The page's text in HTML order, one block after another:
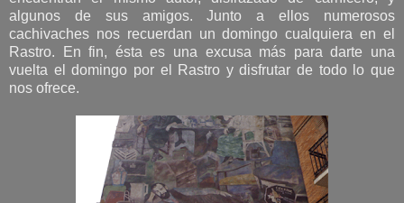
algunos de sus amigos. Junto a ellos numerosos
cachivaches nos recuerdan un domingo cualquiera en el
Rastro. En fin, ésta es una excusa más para darte una
vuelta el domingo por el Rastro y disfrutar de todo lo que
nos ofrece.